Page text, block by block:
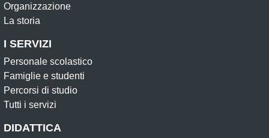
Organizzazione
La storia
I SERVIZI
Personale scolastico
Famiglie e studenti
Percorsi di studio
Tutti i servizi
DIDATTICA